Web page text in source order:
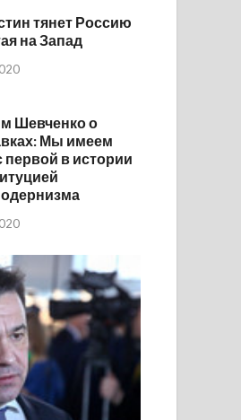
тянет Россию
на Запад
Шевченко о
Мы имеем
первой в истории